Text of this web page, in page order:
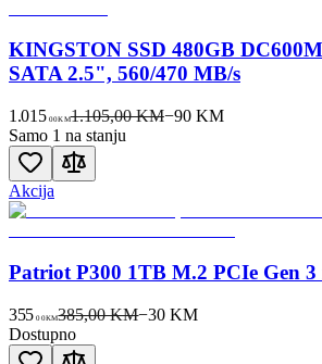
KINGSTON SSD 480GB
SATA 2.5", 560/470 MB/s
1.015 00KM1.105,00 KM−90KM
Samo 1 na stanju
Akcija
Patriot P300 1TB M.2 PCIe Gen 3
355 00KM385,00 KM−30 KM
Dostupno